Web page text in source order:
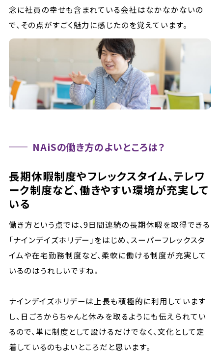
念に社員の幸せも含まれている会社はなかなかないの
で、その点がすごく魅力に感じたのを覚えています。
NAiSの働き方のよいところは？
長期休暇制度やフレックスタイム、テレワ
ーク制度など、働きやすい環境が充実して
いる
働き方という点では、9日間連続の長期休暇を取得できる
「ナインデイズホリデー」をはじめ、スーパーフレックスタ
イムや在宅勤務制度など、柔軟に働ける制度が充実して
いるのはうれしいですね。
ナインデイズホリデーは上長も積極的に利用しています
し、日ごろからちゃんと休みを取るようにも伝えられてい
るので、単に制度として設けるだけでなく、文化として定
着しているのもよいところだと思います。